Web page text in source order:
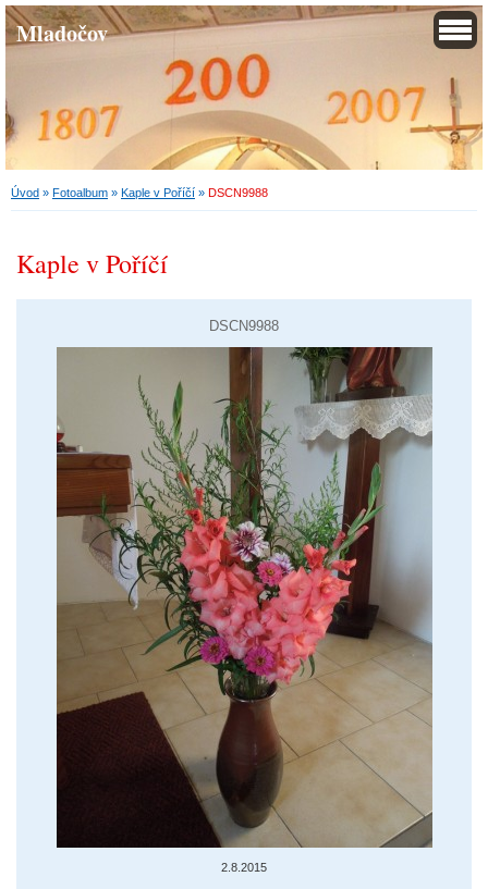
Mladočov
Úvod » Fotoalbum » Kaple v Poříčí » DSCN9988
Kaple v Poříčí
DSCN9988
2.8.2015